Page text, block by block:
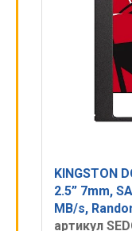
KINGSTON
2.5” 7mm,
MB/s,
артикул